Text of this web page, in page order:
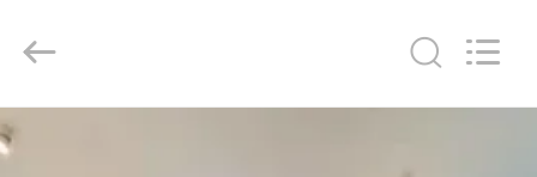
HAUS
LTD..